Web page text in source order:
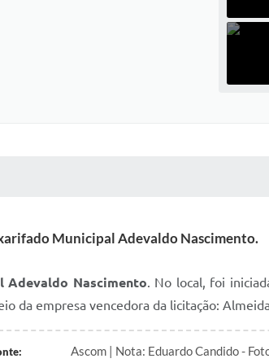
Municipal Adevaldo Nascimento.
Adevaldo Nascimento. No local, foi
da empresa vencedora da licitação:
Ascom | Nota: Eduardo Candido -